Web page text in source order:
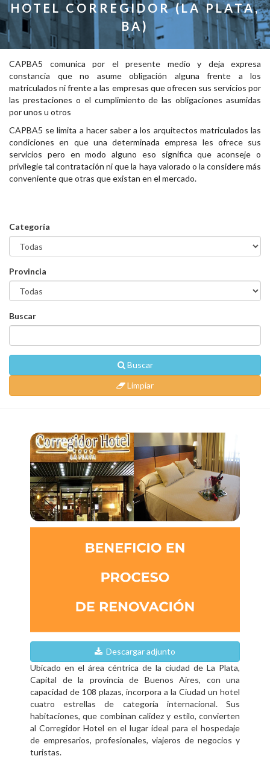
HOTEL CORREGIDOR (LA PLATA,
BA)
CAPBA5 comunica por el presente medio y deja expresa
constancia que no asume obligación alguna frente a los
matriculados ni frente a las empresas que ofrecen sus servicios por
las prestaciones o el cumplimiento de las obligaciones asumidas
por unos u otros
CAPBA5 se limita a hacer saber a los arquitectos matriculados las
condiciones en que una determinada empresa les ofrece sus
servicios pero en modo alguno eso significa que aconseje o
privilegie tal contratación ni que la haya valorado o la considere más
conveniente que otras que existan en el mercado.
Categoría
Provincia
Buscar
Buscar
Limpiar
Descargar adjunto
Ubicado en el área céntrica de la ciudad de La Plata,
Capital de la provincia de Buenos Aires, con una
capacidad de 108 plazas, incorpora a la Ciudad un hotel
cuatro estrellas de categoría internacional. Sus
habitaciones, que combinan calidez y estilo, convierten
al Corregidor Hotel en el lugar ideal para el hospedaje
de empresarios, profesionales, viajeros de negocios y
turistas.